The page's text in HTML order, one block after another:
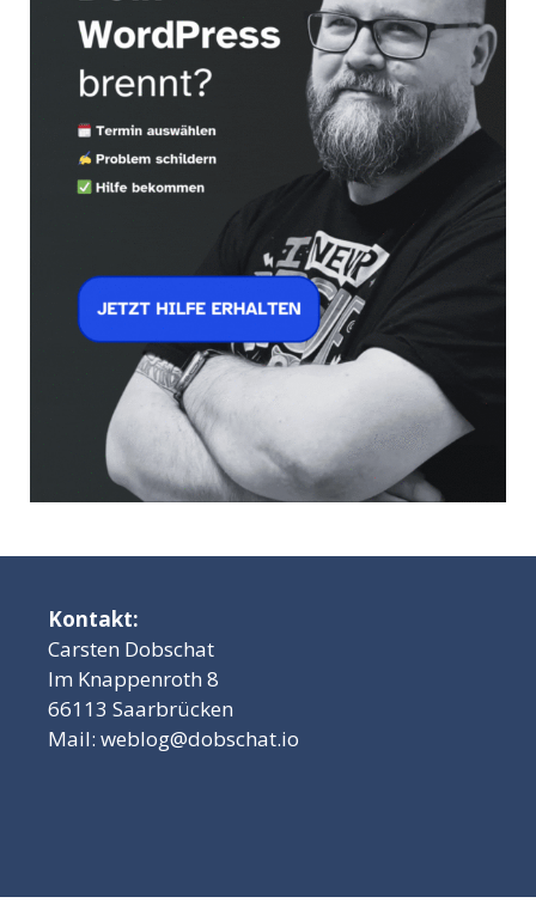
Kontakt:
Carsten Dobschat
Im Knappenroth 8
66113 Saarbrücken
Mail: weblog@dobschat.io